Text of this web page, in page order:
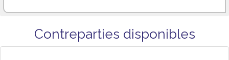
Contreparties disponibles